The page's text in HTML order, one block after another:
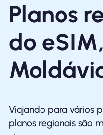
Planos
do
Viajando para vários
planos regionais são